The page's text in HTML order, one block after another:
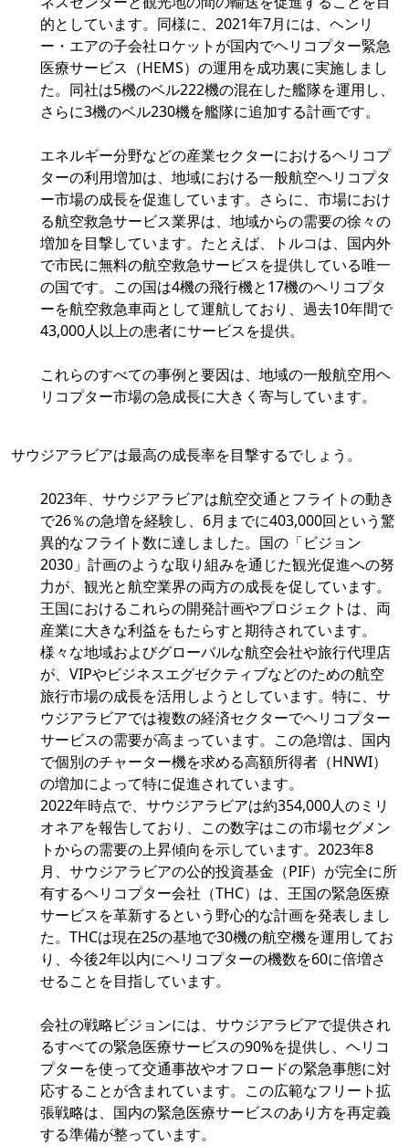
的としています。同様に、2021年7月には、ヘンリ
ー・エアの子会社ロケットが国内でヘリコプター緊急
医療サービス（HEMS）の運用を成功裏に実施しまし
た。同社は5機のベル222機の混在した艦隊を運用し、
さらに3機のベル230機を艦隊に追加する計画です。
エネルギー分野などの産業セクターにおけるヘリコプ
ターの利用増加は、地域における一般航空ヘリコプタ
ー市場の成長を促進しています。さらに、市場におけ
る航空救急サービス業界は、地域からの需要の徐々の
増加を目撃しています。たとえば、トルコは、国内外
で市民に無料の航空救急サービスを提供している唯一
の国です。この国は4機の飛行機と17機のヘリコプタ
ーを航空救急車両として運航しており、過去10年間で
43,000人以上の患者にサービスを提供。
これらのすべての事例と要因は、地域の一般航空用ヘ
リコプター市場の急成長に大きく寄与しています。
サウジアラビアは最高の成長率を目撃するでしょう。
2023年、サウジアラビアは航空交通とフライトの動き
で26％の急増を経験し、6月までに403,000回という驚
異的なフライト数に達しました。国の「ビジョン
2030」計画のような取り組みを通じた観光促進への努
力が、観光と航空業界の両方の成長を促しています。
王国におけるこれらの開発計画やプロジェクトは、両
産業に大きな利益をもたらすと期待されています。
様々な地域およびグローバルな航空会社や旅行代理店
が、VIPやビジネスエグゼクティブなどのための航空
旅行市場の成長を活用しようとしています。特に、サ
ウジアラビアでは複数の経済セクターでヘリコプター
サービスの需要が高まっています。この急増は、国内
で個別のチャーター機を求める高額所得者（HNWI）
の増加によって特に促進されています。
2022年時点で、サウジアラビアは約354,000人のミリ
オネアを報告しており、この数字はこの市場セグメン
トからの需要の上昇傾向を示しています。2023年8
月、サウジアラビアの公的投資基金（PIF）が完全に所
有するヘリコプター会社（THC）は、王国の緊急医療
サービスを革新するという野心的な計画を発表しまし
た。THCは現在25の基地で30機の航空機を運用してお
り、今後2年以内にヘリコプターの機数を60に倍増さ
せることを目指しています。
会社の戦略ビジョンには、サウジアラビアで提供され
るすべての緊急医療サービスの90%を提供し、ヘリコ
プターを使って交通事故やオフロードの緊急事態に対
応することが含まれています。この広範なフリート拡
張戦略は、国内の緊急医療サービスのあり方を再定義
する準備が整っています。